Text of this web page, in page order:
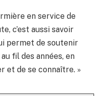
en service de
c’est aussi savoir
permet de soutenir
au fil des années, en
et de se connaître. »